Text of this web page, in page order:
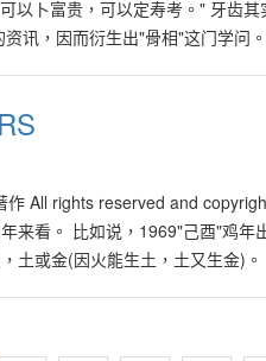
意什么细节呢？ 起名或改名时
耳、顺口、流畅。 避免拗口或
笑)、尉芬（喂粪）等。 不建议
长大后的期望，可以选择如：男
"春"字，秋天出生的用"秋"字；
用五行 这是其实是属于较深奥的
人的先天命格，如是否阴阳协调
和或改善其运势。 比如说，某人
用水木五行，可以选择相关的
以卜富贵，可以定寿考。" 牙齿
讯，因而衍生出"骨相"这门学问
以免吃穷子孙！ 其实不论是从
中年人掉牙，会遇上意外刑伤。
"，根据牙医的专业理论，牙齿的
当注重乳牙与恒牙的列常保健功
样的牙相会带来贫贱夭折的忧
最好白纸黑字写明一切。牙齿疏
的人，猜疑心重、小心眼、性格
All rights reserved and
来看。 比如说，1969"己酉"鸡年
土或金(因火能生土，土又生金)